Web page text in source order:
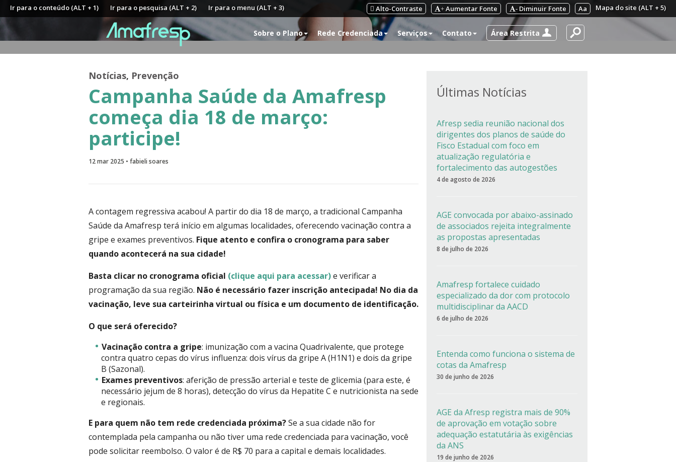
Ir para o conteúdo (ALT + 1) Ir para o pesquisa (ALT + 2) Ir para o menu (ALT + 3) Mapa do site (ALT + 5)
Aa
- Diminuir Fonte
+ Aumentar Fonte
Alto-Contraste
Sobre o Plano Rede Credenciada Serviços Contato Área Restrita
Notícias, Prevenção
Campanha Saúde da Amafresp
começa dia 18 de março:
participe!
12 mar 2025 • fabieli soares
A contagem regressiva acabou! A partir do dia 18 de março, a tradicional Campanha
Saúde da Amafresp terá início em algumas localidades, oferecendo vacinação contra a
gripe e exames preventivos. Fique atento e confira o cronograma para saber
quando acontecerá na sua cidade!
Basta clicar no cronograma oficial (clique aqui para acessar)e verificar a
programação da sua região. Não é necessário fazer inscrição antecipada! No dia da
vacinação, leve sua carteirinha virtual ou física e um documento de identificação.
O que será oferecido?
Vacinação contra a gripe: imunização com a vacina Quadrivalente, que protege
contra quatro cepas do vírus influenza: dois vírus da gripe A (H1N1) e dois da gripe
B (Sazonal).
Exames preventivos: aferição de pressão arterial e teste de glicemia (para este, é
necessário jejum de 8 horas), detecção do vírus da Hepatite C e nutricionista na sede
e regionais.
E para quem não tem rede credenciada próxima?Se a sua cidade não for
contemplada pela campanha ou não tiver uma rede credenciada para vacinação, você
pode solicitar reembolso. O valor é de R$ 70 para a capital e demais localidades.
Últimas Notícias
Afresp sedia reunião nacional dos
dirigentes dos planos de saúde do
Fisco Estadual com foco em
atualização regulatória e
fortalecimento das autogestões
4 de agosto de 2026
AGE convocada por abaixo-assinado
de associados rejeita integralmente
as propostas apresentadas
8 de julho de 2026
Amafresp fortalece cuidado
especializado da dor com protocolo
multidisciplinar da AACD
6 de julho de 2026
Entenda como funciona o sistema de
cotas da Amafresp
30 de junho de 2026
AGE da Afresp registra mais de 90%
de aprovação em votação sobre
adequação estatutária às exigências
da ANS
19 de junho de 2026